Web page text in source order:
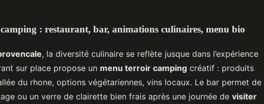
: restaurant, bar, animations culinaires, menu bio
, la diversité culinaire se reflète jusque dans l’expérience
sur place propose un menu terroir camping créatif : produits
du rhone, options végétariennes, vins locaux. Le bar permet de
ou un verre de clairette bien frais après une journée de visiter